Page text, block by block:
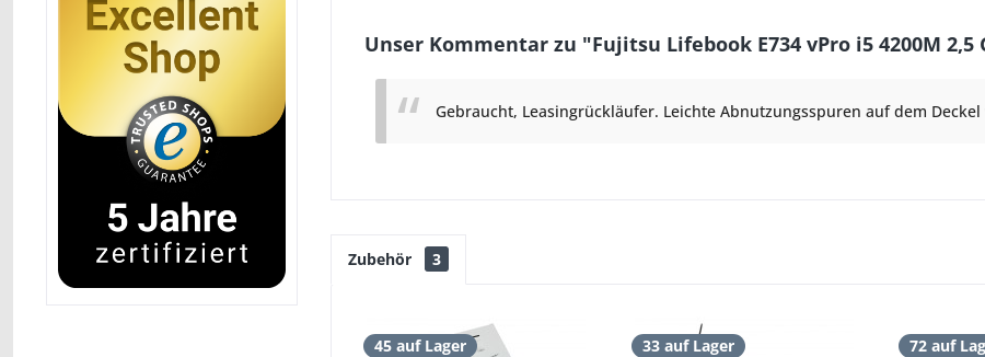
Unser Kommentar zu "Fujitsu Lifebook E734 vPro i5 4200M 2,5
Gebraucht, Leasingrückläufer. Leichte Abnutzungsspuren auf dem
Zubehör 3
45 auf Lager 33 auf Lager 72 auf